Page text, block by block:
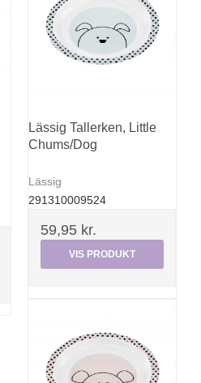
Lässig Tallerken, Little
Chums/Dog
Lässig
291310009524
59,95 kr.
VIS PRODUKT